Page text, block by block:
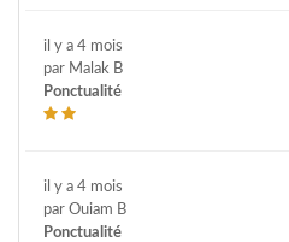
il y a 4 mois
par Malak B
Ponctualité
il y a 4 mois
par Ouiam B
Ponctualité